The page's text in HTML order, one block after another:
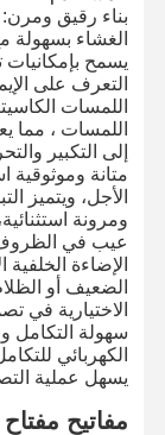
المنزل
بناء رقيق ومرن:
الغشاء بسهولة
يسمح
التعرف على
اللمسات
اللمسات ، مما
إلى التكبير
متانة وموثوقية
الأجل، ويتميز
ومرونة
عيب في الظروف
الإضاءة
الضعيف أو
الاختيارية في
سهولة التكامل
الكهربائي
يسهل عملية
مفاتيح